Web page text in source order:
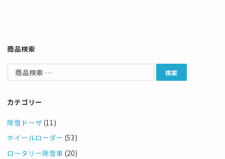
商品検索
カテゴリー
除雪ドーザ(11)
ホイールローダー (53)
ロータリー除雪車 (20)